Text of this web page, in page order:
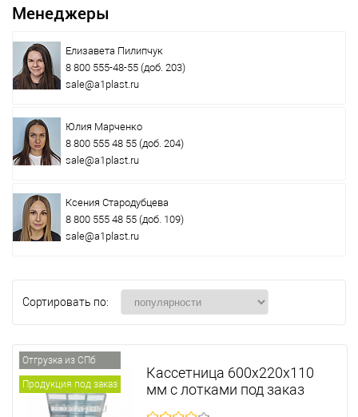
Менеджеры
Елизавета Пилипчук
8 800 555-48-55 (доб. 203)
sale@a1plast.ru
Юлия Марченко
8 800 555 48 55 (доб. 204)
sale@a1plast.ru
Ксения Стародубцева
8 800 555 48 55 (доб. 109)
sale@a1plast.ru
Сортировать по:
Отгрузка из СПб
Продукция под заказ
Кассетница 600х220х110
мм с лотками под заказ